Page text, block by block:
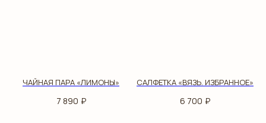
ЧАЙНАЯ ПАРА «ЛИМОНЫ»
7 890 ₽
САЛФЕТКА «ВЯЗЬ. ИЗБРАННОЕ»
6 700 ₽